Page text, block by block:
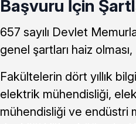
Başvuru İçin
657 sayılı Devlet
genel şartları haiz olması,
Fakültelerin dört yıllık
elektrik mühendisliği,
mühendisliği ve endüstri